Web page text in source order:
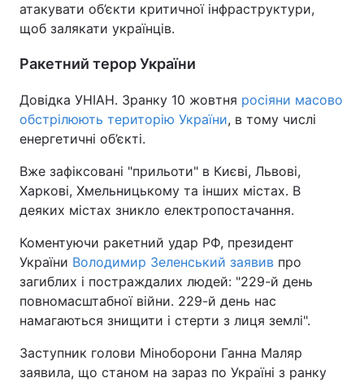
атакувати об’єкти критичної інфраструктури,
щоб залякати українців.
Ракетний терор України
Довідка УНІАН. Зранку 10 жовтня росіяни масово
обстрілюють територію України, в тому числі
енергетичні об’єкті.
Вже зафіксовані "прильоти" в Києві, Львові,
Харкові, Хмельницькому та інших містах. В
деяких містах зникло електропостачання.
Коментуючи ракетний удар РФ, президент
України Володимир Зеленський заявив про
загиблих і постраждалих людей: "229-й день
повномасштабної війни. 229-й день нас
намагаються знищити і стерти з лиця землі".
Заступник голови Міноборони Ганна Маляр
заявила, що станом на зараз по Україні з ранку